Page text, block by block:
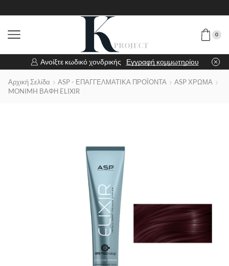
0
Ανοίξτε κωδικό χονδρικής Εγγραφή κομμωτηρίου
Αρχική Σελίδα ASP - ΕΠΑΓΓΕΛΜΑΤΙΚΑ ΠΡΟΪΟΝΤΑ
ASP ΧΡΩΜΑ
MONIMH ΒΑΦΗ ELIXIR